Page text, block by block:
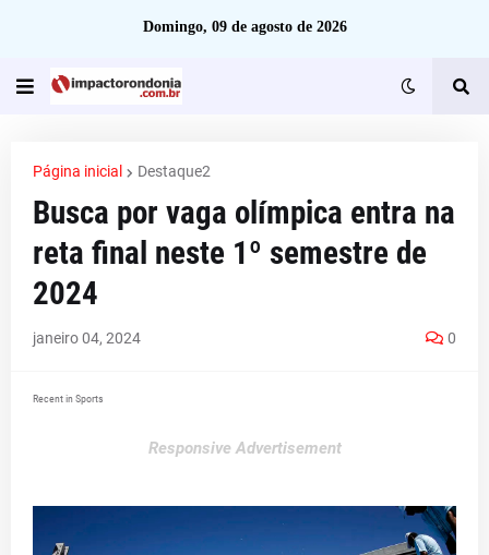
Domingo, 09 de agosto de 2026
Página inicial Destaque2
Busca por vaga olímpica entra na
reta final neste 1º semestre de
2024
janeiro 04, 2024 0
Recent in Sports
Responsive Advertisement